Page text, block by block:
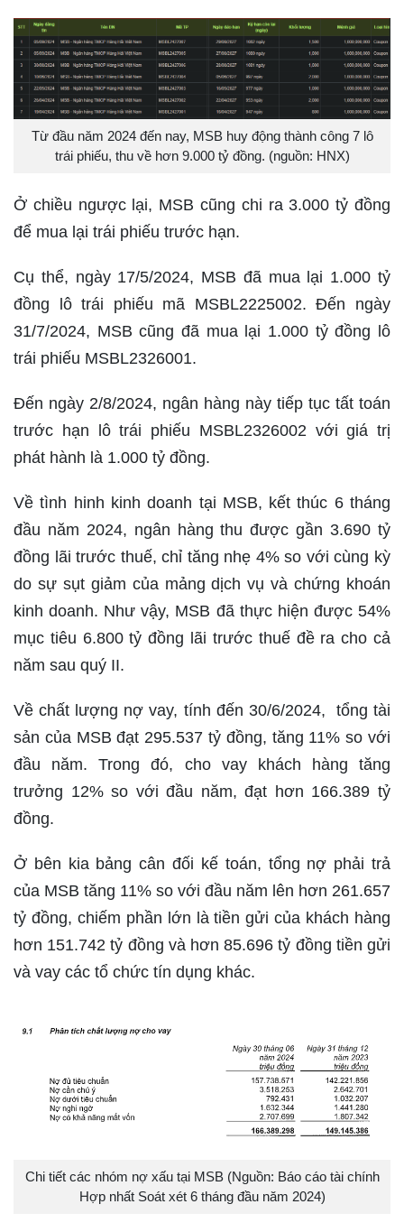
Từ đầu năm 2024 đến nay, MSB huy động thành công 7 lô
trái phiếu, thu về hơn 9.000 tỷ đồng. (nguồn: HNX)
Ở chiều ngược lại, MSB cũng chi ra 3.000 tỷ đồng
để mua lại trái phiếu trước hạn.
Cụ thể, ngày 17/5/2024, MSB đã mua lại 1.000 tỷ
đồng lô trái phiếu mã MSBL2225002. Đến ngày
31/7/2024, MSB cũng đã mua lại 1.000 tỷ đồng lô
trái phiếu MSBL2326001.
Đến ngày 2/8/2024, ngân hàng này tiếp tục tất toán
trước hạn lô trái phiếu MSBL2326002 với giá trị
phát hành là 1.000 tỷ đồng.
Về tình hinh kinh doanh tại MSB, kết thúc 6 tháng
đầu năm 2024, ngân hàng thu được gần 3.690 tỷ
đồng lãi trước thuế, chỉ tăng nhẹ 4% so với cùng kỳ
do sự sụt giảm của mảng dịch vụ và chứng khoán
kinh doanh. Như vậy, MSB đã thực hiện được 54%
mục tiêu 6.800 tỷ đồng lãi trước thuế đề ra cho cả
năm sau quý II.
Về chất lượng nợ vay, tính đến 30/6/2024, tổng tài
sản của MSB đạt 295.537 tỷ đồng, tăng 11% so với
đầu năm. Trong đó, cho vay khách hàng tăng
trưởng 12% so với đầu năm, đạt hơn 166.389 tỷ
đồng.
Ở bên kia bảng cân đối kế toán, tổng nợ phải trả
của MSB tăng 11% so với đầu năm lên hơn 261.657
tỷ đồng, chiếm phần lớn là tiền gửi của khách hàng
hơn 151.742 tỷ đồng và hơn 85.696 tỷ đồng tiền gửi
và vay các tổ chức tín dụng khác.
Chi tiết các nhóm nợ xấu tại MSB (Nguồn: Báo cáo tài chính
Hợp nhất Soát xét 6 tháng đầu năm 2024)